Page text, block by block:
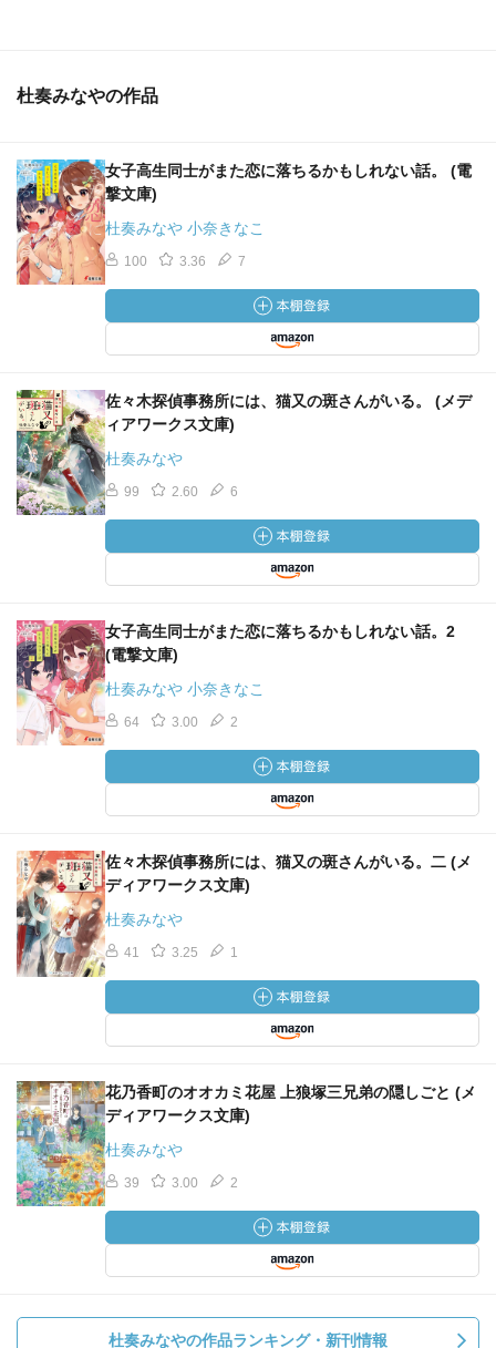
杜奏みなやの作品
女子高生同士がまた恋に落ちるかもしれない話。 (電
撃文庫)
杜奏みなや 小奈きなこ
100 3.36 7
佐々木探偵事務所には、猫又の斑さんがいる。 (メデ
ィアワークス文庫)
杜奏みなや
99 2.60 6
女子高生同士がまた恋に落ちるかもしれない話。2
(電撃文庫)
杜奏みなや 小奈きなこ
64 3.00 2
佐々木探偵事務所には、猫又の斑さんがいる。二 (メ
ディアワークス文庫)
杜奏みなや
41 3.25 1
花乃香町のオオカミ花屋 上狼塚三兄弟の隠しごと (メ
ディアワークス文庫)
杜奏みなや
39 3.00 2
杜奏みなやの作品ランキング・新刊情報